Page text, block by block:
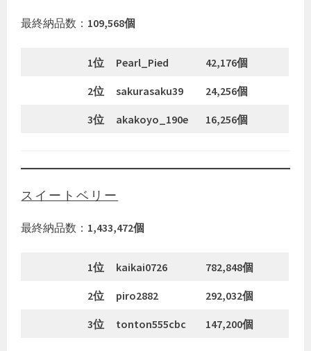
最終納品数： 109,568個
1位 Pearl_Pied 42,176個
2位 sakurasaku39 24,256個
3位 akakoyo_190e 16,256個
スイートベリー
最終納品数： 1,433,472個
1位 kaikai0726 782,848個
2位 piro2882 292,032個
3位 tonton555cbc 147,200個